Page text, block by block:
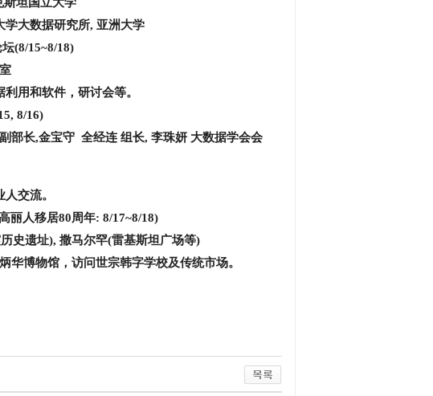
学大数据研究所, 亚洲大学
(8/15~8/18)
利用和软件，研讨会等。
8/16)
部长,金宝守 全经连 组长, 李珠妍大数据学会会
交流。
丽人移居80周年: 8/17~8/18)
史遗址), 撒马尔罕(雷基斯坦广场等)
华博物馆，访问世宗韩字学校及传统市场。